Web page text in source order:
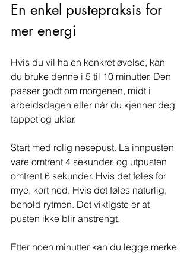
En enkel pustepraksis for
mer energi
Hvis du vil ha en konkret øvelse, kan
du bruke denne i 5 til 10 minutter. Den
passer godt om morgenen, midt i
arbeidsdagen eller når du kjenner deg
tappet og uklar.
Start med rolig nesepust. La innpusten
vare omtrent 4 sekunder, og utpusten
omtrent 6 sekunder. Hvis det føles for
mye, kort ned. Hvis det føles naturlig,
behold rytmen. Det viktigste er at
pusten ikke blir anstrengt.
Etter noen minutter kan du legge merke